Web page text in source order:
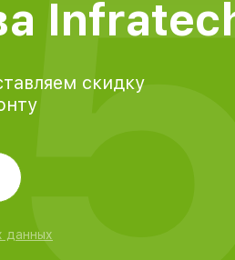
скидку
данных